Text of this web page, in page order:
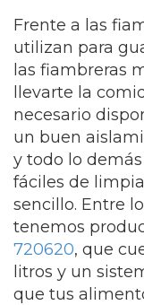
Frente a las
utilizan para
las fiambreras
llevarte la
necesario
un buen
y todo lo demás
fáciles de
sencillo. Entre
tenemos
720620, que
litros y un
que tus